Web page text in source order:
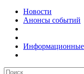
Новости
Анонсы событий